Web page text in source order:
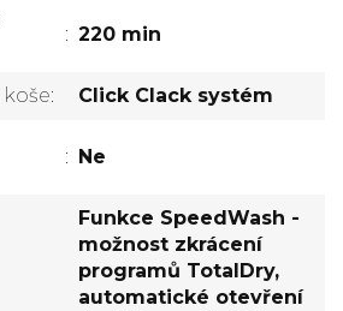
: 220 min
: Click Clack systém
: Ne
Funkce SpeedWash -
možnost zkrácení
programů TotalDry,
automatické otevření